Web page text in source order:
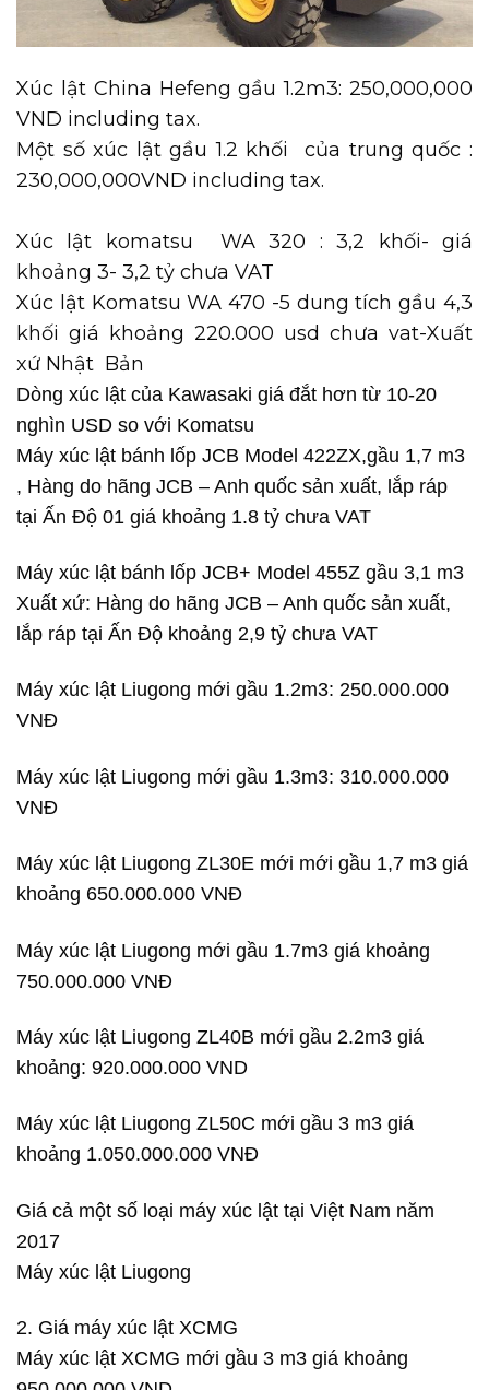
Xúc lật China Hefeng gầu 1.2m3: 250,000,000
VND including tax.
Một số xúc lật gầu 1.2 khối của trung quốc :
230,000,000VND including tax.
Xúc lật komatsu WA 320 : 3,2 khối- giá
khoảng 3- 3,2 tỷ chưa VAT
Xúc lật Komatsu WA 470 -5 dung tích gầu 4,3
khối giá khoảng 220.000 usd chưa vat-Xuất
xứ Nhật Bản
Dòng xúc lật của Kawasaki giá đắt hơn từ 10-20
nghìn USD so với Komatsu
Máy xúc lật bánh lốp JCB Model 422ZX,gầu 1,7 m3
, Hàng do hãng JCB – Anh quốc sản xuất, lắp ráp
tại Ấn Độ 01 giá khoảng 1.8 tỷ chưa VAT
Máy xúc lật bánh lốp JCB+ Model 455Z gầu 3,1 m3
Xuất xứ: Hàng do hãng JCB – Anh quốc sản xuất,
lắp ráp tại Ấn Độ khoảng 2,9 tỷ chưa VAT
Máy xúc lật Liugong mới gầu 1.2m3: 250.000.000
VNĐ
Máy xúc lật Liugong mới gầu 1.3m3: 310.000.000
VNĐ
Máy xúc lật Liugong ZL30E mới mới gầu 1,7 m3 giá
khoảng 650.000.000 VNĐ
Máy xúc lật Liugong mới gầu 1.7m3 giá khoảng
750.000.000 VNĐ
Máy xúc lật Liugong ZL40B mới gầu 2.2m3 giá
khoảng: 920.000.000 VND
Máy xúc lật Liugong ZL50C mới gầu 3 m3 giá
khoảng 1.050.000.000 VNĐ
Giá cả một số loại máy xúc lật tại Việt Nam năm
2017
Máy xúc lật Liugong
2. Giá máy xúc lật XCMG
Máy xúc lật XCMG mới gầu 3 m3 giá khoảng